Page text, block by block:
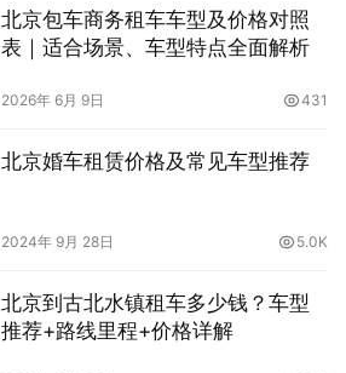
北京包车商务租车车型及价格对照
表｜适合场景、车型特点全面解析
2026年 6月 9日 431
北京婚车租赁价格及常见车型推荐
2024年 9月 28日 5.0K
北京到古北水镇租车多少钱？车型
推荐+路线里程+价格详解